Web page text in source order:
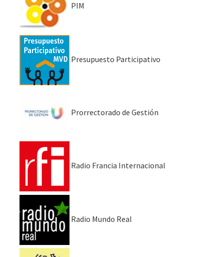
PIM
Presupuesto Participativo
Prorrectorado de Gestión
Radio Francia Internacional
Radio Mundo Real